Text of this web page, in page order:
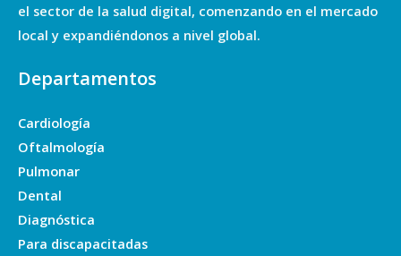
el sector de la salud digital, comenzando en el mercado
local y expandiéndonos a nivel global.
Departamentos
Cardiología
Oftalmología
Pulmonar
Dental
Diagnóstica
Para discapacitadas